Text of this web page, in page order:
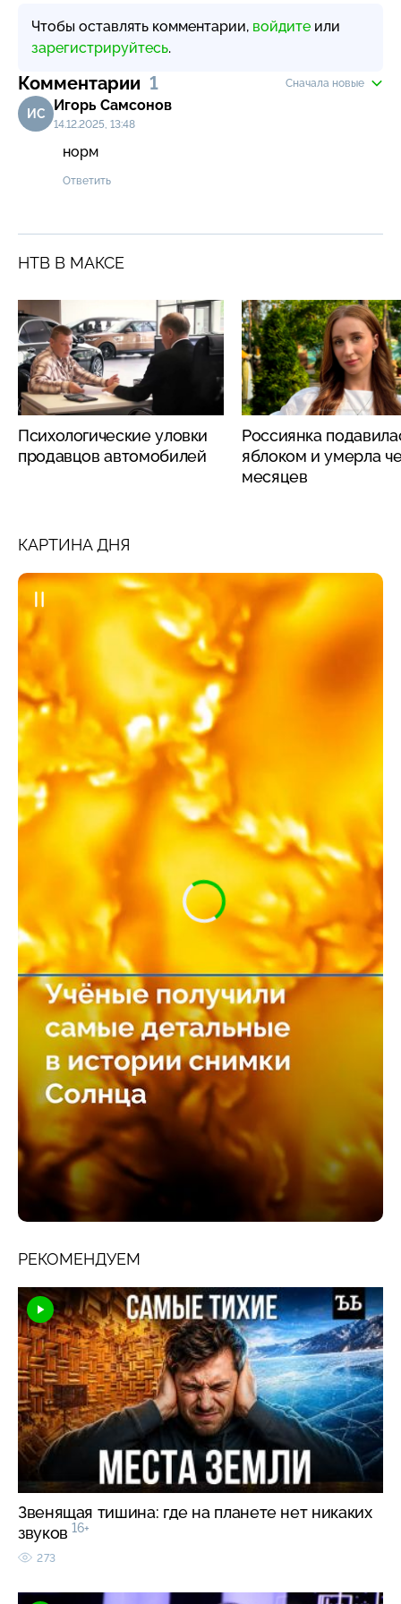
Чтобы оставлять комментарии, войдите или
зарегистрируйтесь.
Комментарии 1 Сначала новые
ИС Игорь Самсонов
14.12.2025, 13:48
норм
Ответить
НТВ В МАКСЕ
Психологические уловки
продавцов автомобилей
Россиянка
яблоком и умерла
месяцев
КАРТИНА ДНЯ
РЕКОМЕНДУЕМ
Звенящая тишина: где на планете нет никаких
звуков 16+
273